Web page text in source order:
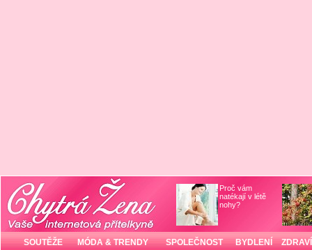
Proč vám
natékají v létě
nohy?
SOUTĚŽE MÓDA & TRENDY SPOLEČNOST BYDLENÍ ZDRAVÍ